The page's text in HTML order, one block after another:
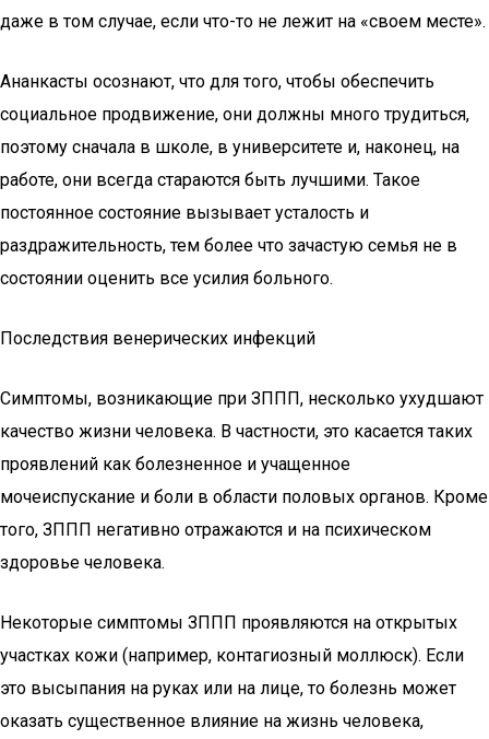
даже в том случае, если что-то не лежит на «своем месте».
Ананкасты осознают, что для того, чтобы обеспечить
социальное продвижение, они должны много трудиться,
поэтому сначала в школе, в университете и, наконец, на
работе, они всегда стараются быть лучшими. Такое
постоянное состояние вызывает усталость и
раздражительность, тем более что зачастую семья не в
состоянии оценить все усилия больного.
Последствия венерических инфекций
Симптомы, возникающие при ЗППП, несколько ухудшают
качество жизни человека. В частности, это касается таких
проявлений как болезненное и учащенное
мочеиспускание и боли в области половых органов. Кроме
того, ЗППП негативно отражаются и на психическом
здоровье человека.
Некоторые симптомы ЗППП проявляются на открытых
участках кожи (например, контагиозный моллюск). Если
это высыпания на руках или на лице, то болезнь может
оказать существенное влияние на жизнь человека,